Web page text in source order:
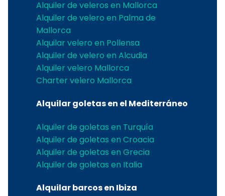
Alquiler de veleros en Mallorca
Alquiler de velero en Palma de
Mallorca
Alquilar velero en Pollensa
Alquiler de velero en Alcudia
Alquiler velero Mallorca
Charter velero Mallorca
Alquilar goletas en el Mediterráneo
Alquiler de goletas en Turquía
Alquiler de goletas en Croacia
Alquiler de goletas en Grecia
Alquiler de goletas en Italia
Alquilar barcos en Ibiza